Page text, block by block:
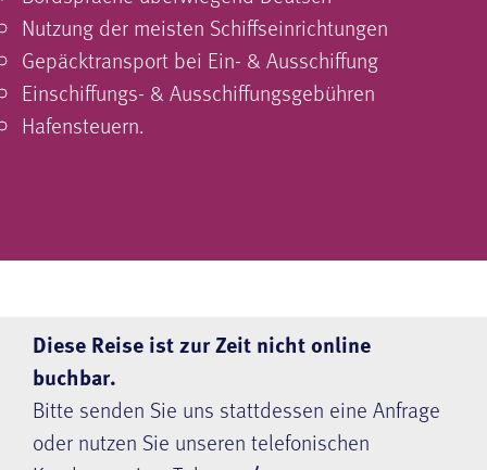
Nutzung der meisten Schiffseinrichtungen
Gepäcktransport bei Ein- & Ausschiffung
Einschiffungs- & Ausschiffungsgebühren
Hafensteuern.
Diese Reise ist zur Zeit nicht online
buchbar.
Bitte senden Sie uns stattdessen eine Anfrage
oder nutzen Sie unseren telefonischen